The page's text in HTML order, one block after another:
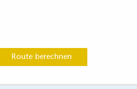
Route berechnen